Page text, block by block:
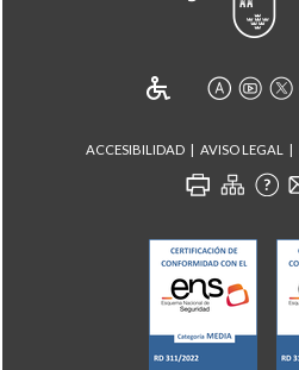
ACCESIBILIDAD AVISO LEGAL